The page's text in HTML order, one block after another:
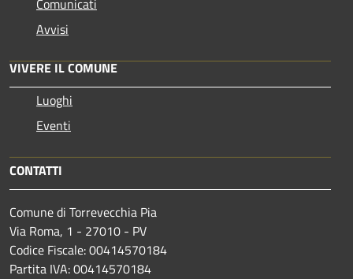
Avvisi
VIVERE IL COMUNE
Luoghi
Eventi
CONTATTI
Comune di Torrevecchia Pia
Via Roma, 1 - 27010 - PV
Codice Fiscale: 00414570184
Partita IVA: 00414570184